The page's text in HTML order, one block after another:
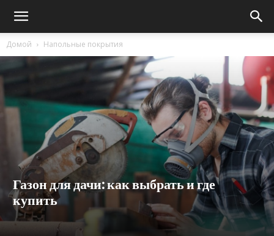
Домой Напольные покрытия
Газон для дачи: как выбрать и где
купить